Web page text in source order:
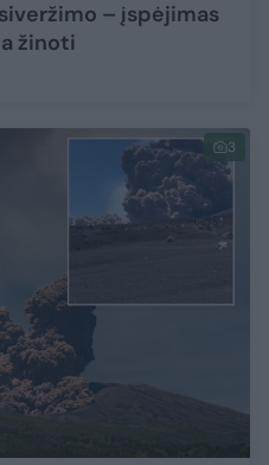
– įspėjimas
žinoti
3